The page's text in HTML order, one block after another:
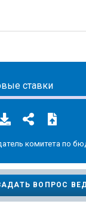
ставки
комитета по
ВОПРОС